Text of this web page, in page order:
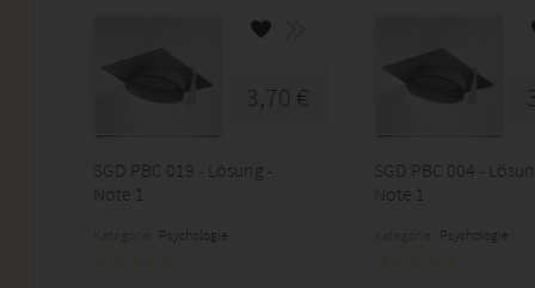
3,70 €
SGD PBC 019 - Lösung -
Note 1
Psychologie
SGD PBC 004 -
Note 1
Psychologie